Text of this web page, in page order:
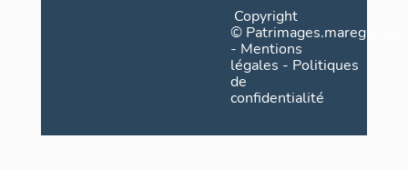
Copyright
©
- Mentions
légales - Politiques
de
confidentialité